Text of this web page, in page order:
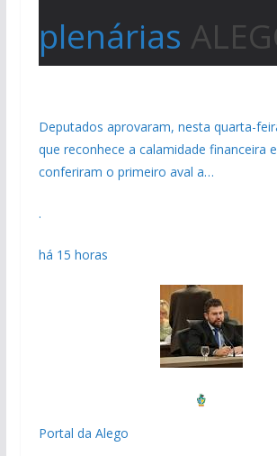
plenárias
Deputados aprovaram, nesta quarta-
que reconhece a calamidade financeira
conferiram o primeiro aval a…
.
há 15 horas
Portal da Alego